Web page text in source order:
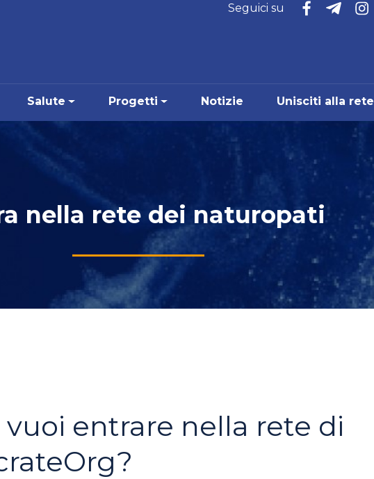
Seguici su
Salute Progetti Notizie Unisciti alla rete
nella rete dei naturopati
entrare nella rete di